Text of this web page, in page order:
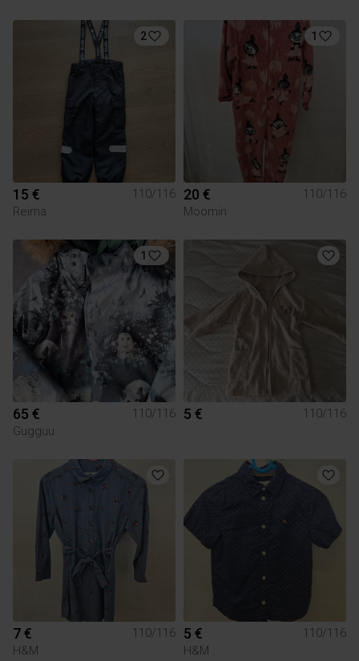
2
15 €
110/116
Reima
1
20 €
110/116
Moomin
1
65 €
110/116
Gugguu
5 € 110/116
7 €
110/116
H&M
5 €
110/116
H&M